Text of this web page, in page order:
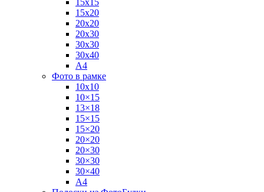
15х20
20х20
20х30
30х30
30х40
А4
Фото в рамке
10х10
10×15
13×18
15×15
15×20
20×20
20×30
30×30
30×40
A4